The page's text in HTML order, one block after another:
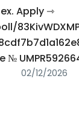
Apply ⇾
№
02/12/2026